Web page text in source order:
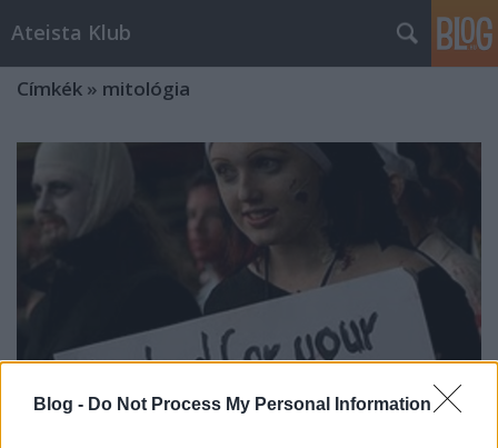
Blog - Do Not Process My Personal Information
Ateista Klub
Címkék » mitológia